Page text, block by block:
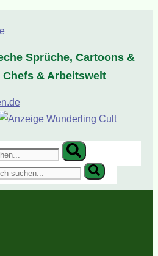
Sprüche, Cartoons &
& Arbeitswelt